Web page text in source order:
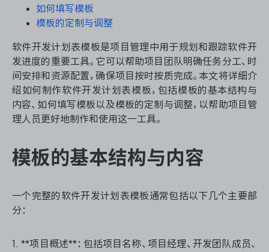
测试管理
研发效能管理
DevOps
资源和工时管理
服务台和工单管理
IPD 研发管理
如何填写模板
模板的定制与调整
软件开发计划表模板是项目管理中用于规划和跟踪软件开
发进度的重要工具。它可以帮助项目团队明确任务分工、时
间安排和资源配置，确保项目按时按质完成。本文将详细介
绍如何制作软件开发计划表模板，包括模板的基本结构与
内容、如何填写模板以及模板的定制与调整，以帮助项目管
理人员更好地制作和使用这一工具。
模板的基本结构与内容
一个完整的软件开发计划表模板通常包括以下几个主要部
分：
1. **项目概述**：包括项目名称、项目经理、开发团队成员、